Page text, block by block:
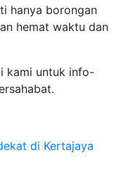
hanya borongan
hemat waktu dan
kami untuk info-
di Kertajaya